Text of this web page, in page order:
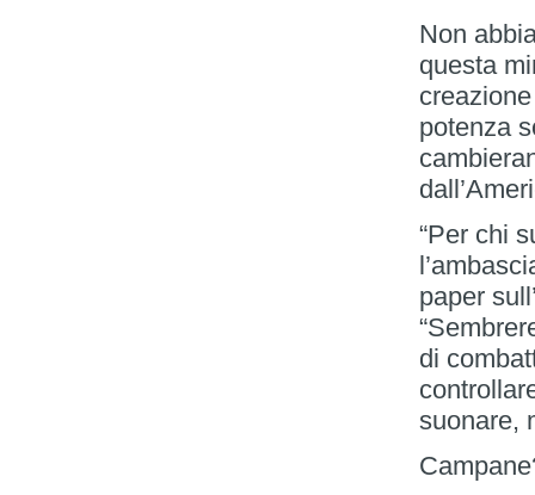
Non
questa
potenza
“Per chi
paper
di
suonare,